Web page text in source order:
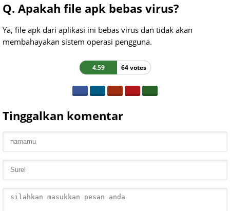
Q. Apakah file apk bebas virus?
Ya, file apk dari aplikasi ini bebas virus dan tidak akan
membahayakan sistem operasi pengguna.
4.59 64 votes
Tinggalkan komentar